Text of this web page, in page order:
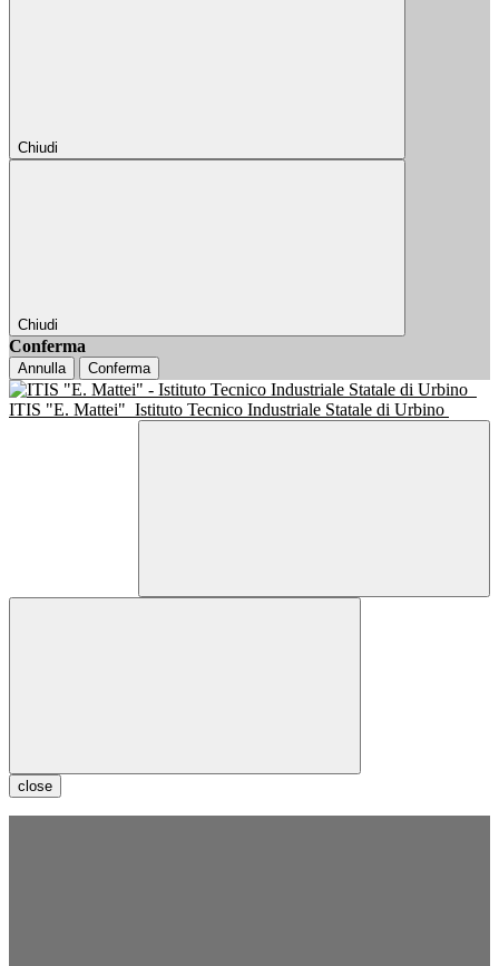
Chiudi
Chiudi
Conferma
Annulla Conferma
ITIS "E. Mattei" Istituto Tecnico Industriale Statale di Urbino
close